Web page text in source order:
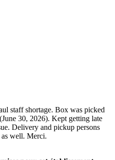
staff shortage. Box was picked
30, 2026). Kept getting late
Delivery and pickup persons
as well. Merci.